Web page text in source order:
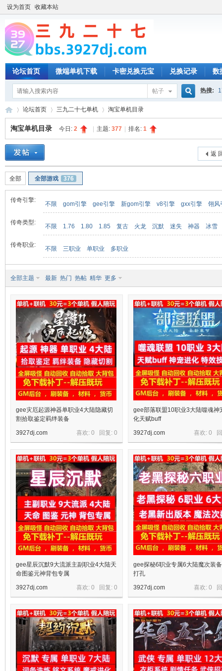
设为首页 收藏本站
论坛首页 微端单机下载 卡密兑换元宝 兑换记录 数
帖子 热搜:
»
论坛首页 三九二十七单机 淘宝单机目录
淘宝单机目录 今日: 2 主题: 377 排名: 1
返
全部 全部游戏 376
传奇引擎:
不限 gom引擎 gee引擎 新gom引擎 v8引擎 gxx引擎 翎风
传奇类型:
不限 1.76 1.80 1.85 复古 火龙 沉默 迷失 神器 冰雪
传奇职业:
不限 三职业 单职业 多职业
全部主题 最新 热门 热帖 精华 更多
gee灾厄起源神器单职业4大陆隐藏切
割拾取鉴定羁绊装备
喜欢: 0 回复: 0
3927dj.com
gee部落联盟10职业3大陆噬魂神
化天赋buff
喜欢: 0
3927dj.com
gee星辰沉默9大流派主副职业4大陆天
命图鉴元神背包专属
喜欢: 0 回复: 0
3927dj.com
gee探秘6职业专属6大陆魔次装
打孔
喜欢: 0
3927dj.com